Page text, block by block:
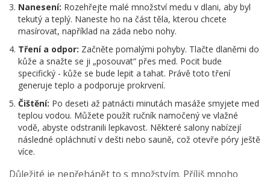
Nanesení: Rozehřejte malé množství medu v dlani, aby byl
tekutý a teplý. Naneste ho na část těla, kterou chcete
masírovat, například na záda nebo nohy.
Tření a odpor: Začněte pomalými pohyby. Tlačte dlaněmi do
kůže a snažte se ji „posouvat“ přes med. Pocit bude
specifický - kůže se bude lepit a tahat. Právě toto tření
generuje teplo a podporuje prokrvení.
Čištění: Po deseti až patnácti minutách masáže smyjete med
teplou vodou. Můžete použít ručník namočený ve vlažné
vodě, abyste odstranili lepkavost. Některé salony nabízejí
následné opláchnutí v dešti nebo sauně, což otevře póry ještě
více.
Důležité je nepřehánět to s množstvím. Příliš mnoho